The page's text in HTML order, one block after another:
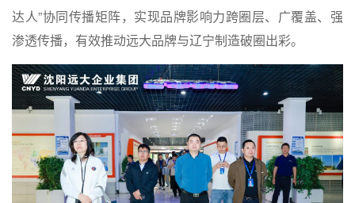
达人”协同传播矩阵，实现品牌影响力跨圈层、广覆盖、强
渗透传播，有效推动远大品牌与辽宁制造破圈出彩。